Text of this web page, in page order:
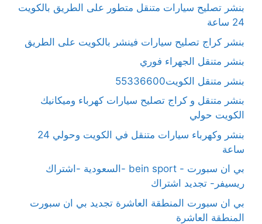
بنشر تصليح سيارات متنقل متطور على الطريق بالكويت
24 ساعة
بنشر كراج تصليح سيارات فينشر بالكويت على الطريق
بنشر متنقل الجهراء فوري
بنشر متنقل الكويت55336600
بنشر متنقل و كراج تصليح سيارات كهرباء وميكانيك
الكويت حولي
بنشر وكهرباء سيارات متنقل في الكويت وحولي 24
ساعة
بي ان سبورت - bein sport -السعودية -اشتراك
ريسيفر- تجديد اشتراك
بي ان سبورت المنطقة العاشرة تجديد بي ان سبورت
المنطقة العاشرة